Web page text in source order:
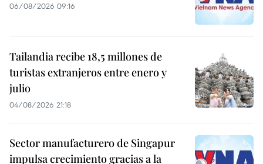
06/08/2026 09:16
Tailandia recibe 18,5 millones de
turistas extranjeros entre enero y
julio
04/08/2026 21:18
Sector manufacturero de Singapur
impulsa crecimiento gracias a la